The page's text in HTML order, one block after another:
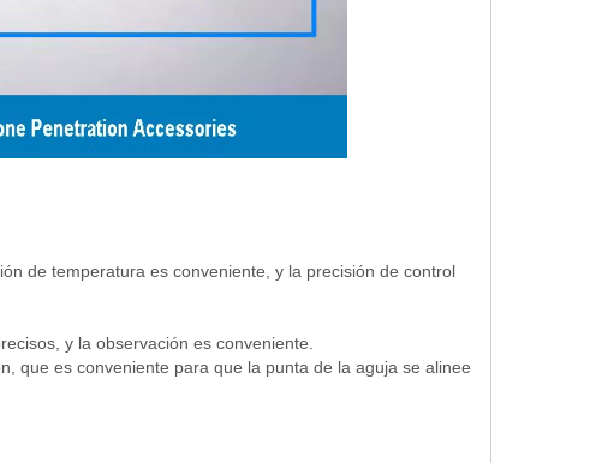
de temperatura es conveniente, y la precisión de control
y la observación es conveniente.
que es conveniente para que la punta de la aguja se alinee